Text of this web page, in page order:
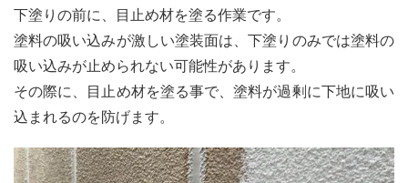
下塗りの前に、目止め材を塗る作業です。
塗料の吸い込みが激しい塗装面は、下塗りのみでは塗料の
吸い込みが止められない可能性があります。
その際に、目止め材を塗る事で、塗料が過剰に下地に吸い
込まれるのを防げます。